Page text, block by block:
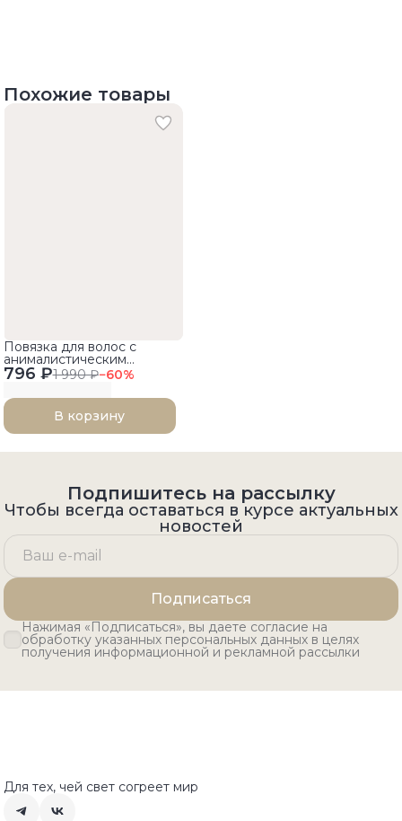
Похожие товары
796 ₽1 990 ₽−60%
Повязка для волос с
анималистическим
принтом
В корзину
Подпишитесь на рассылку
Чтобы всегда оставаться в курсе актуальных
новостей
Подписаться
Нажимая «Подписаться», вы даете согласие на
обработку указанных персональных данных в целях
получения информационной и рекламной рассылки
Для тех, чей свет согреет мир